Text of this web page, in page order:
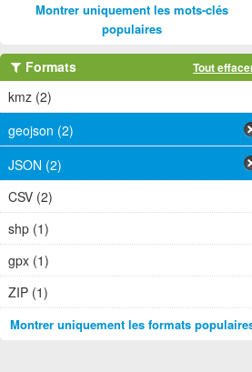
Montrer uniquement les mots-clés
populaires
Formats Tout
kmz (2)
geojson (2)
JSON (2)
CSV (2)
shp (1)
gpx (1)
ZIP (1)
Montrer uniquement les formats